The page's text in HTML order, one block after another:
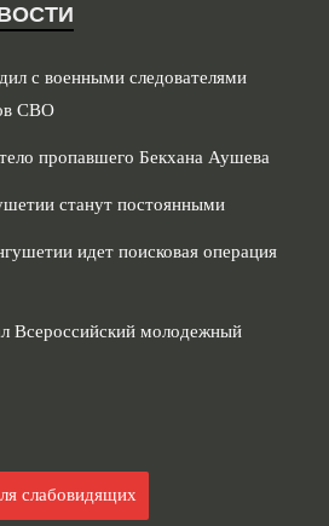
с военными следователями
СВО
пропавшего Бекхана Аушева
станут постоянными
идет поисковая операция
Всероссийский молодежный
слабовидящих